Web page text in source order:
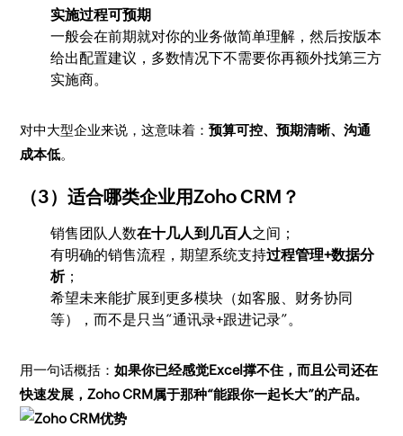
实施过程可预期
一般会在前期就对你的业务做简单理解，然后按版本
给出配置建议，多数情况下不需要你再额外找第三方
实施商。
对中大型企业来说，这意味着：预算可控、预期清晰、沟通
成本低。
（3）适合哪类企业用Zoho CRM？
销售团队人数在十几人到几百人之间；
有明确的销售流程，期望系统支持过程管理+数据分
析；
希望未来能扩展到更多模块（如客服、财务协同
等），而不是只当“通讯录+跟进记录”。
用一句话概括：如果你已经感觉Excel撑不住，而且公司还在
快速发展，Zoho CRM属于那种“能跟你一起长大”的产品。